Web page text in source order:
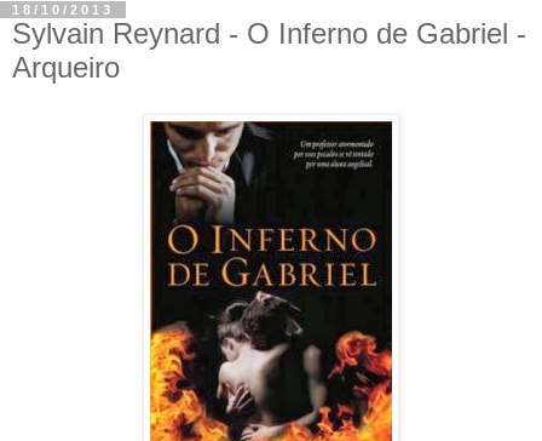
18/10/2013
Sylvain Reynard - O Inferno de Gabriel -
Arqueiro